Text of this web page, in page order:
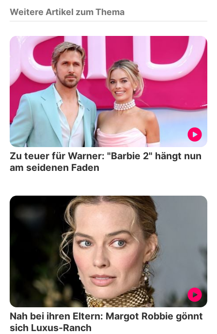
Weitere Artikel zum Thema
Zu teuer für Warner: "Barbie 2" hängt nun
am seidenen Faden
Nah bei ihren Eltern: Margot Robbie gönnt
sich Luxus-Ranch